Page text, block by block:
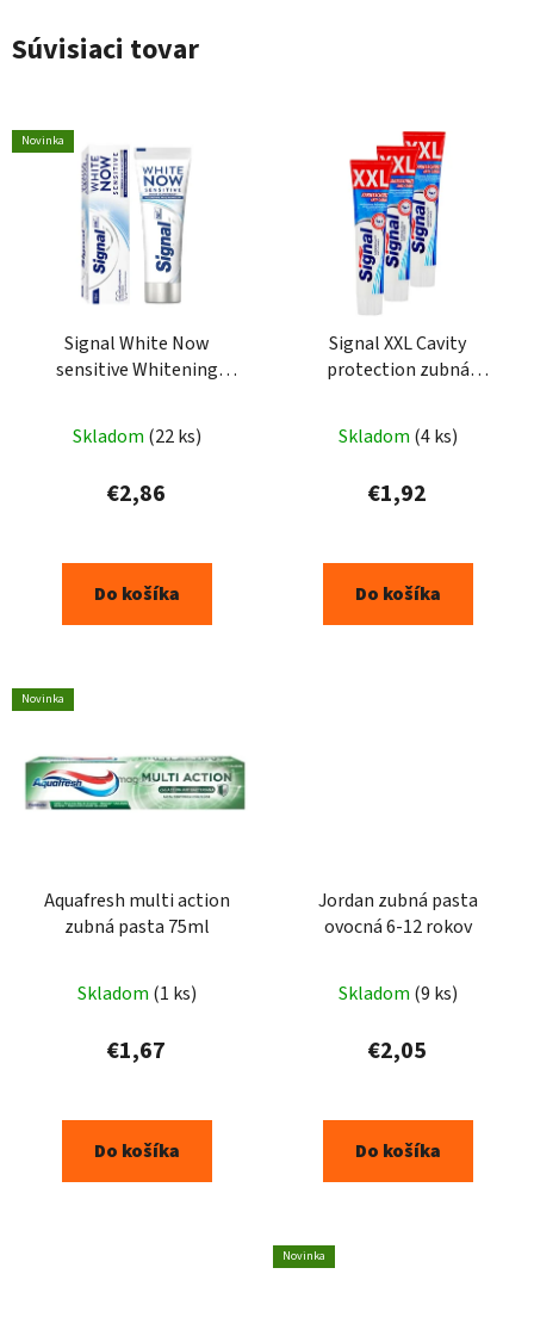
Súvisiaci tovar
Novinka
Signal White Now
sensitive Whitening
Skladom (22 ks)
€2,86
Do košíka
Signal XXL Cavity
protection zubná
Skladom (4 ks)
€1,92
Do košíka
Novinka
Aquafresh multi action
zubná pasta 75ml
Skladom (1 ks)
€1,67
Do košíka
Jordan zubná pasta
ovocná 6-12 rokov
Skladom (9 ks)
€2,05
Do košíka
Novinka